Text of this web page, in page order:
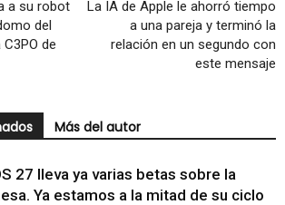
a su robot
del
de
La IA de Apple le ahorró tiempo
a una pareja y terminó la
relación en un segundo con
este mensaje
Más del autor
27 lleva ya varias betas sobre la
Ya estamos a la mitad de su ciclo